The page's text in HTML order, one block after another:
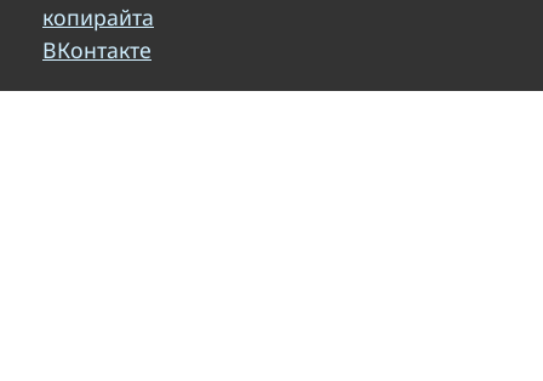
копирайта
ВКонтакте